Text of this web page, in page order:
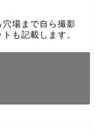
場まで自ら撮影
も記載します。